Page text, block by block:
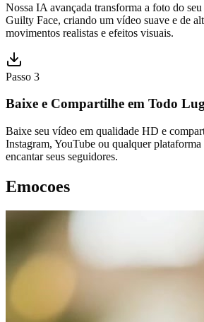
Nossa IA avançada transforma a foto do
Guilty Face, criando um vídeo suave e de
movimentos realistas e efeitos visuais.
Passo 3
Baixe e Compartilhe em Todo
Baixe seu vídeo em qualidade HD e
Instagram, YouTube ou qualquer plataforma
encantar seus seguidores.
Emocoes